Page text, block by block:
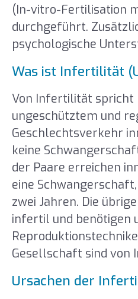
(In-vitro-Fertilisation
durchgeführt.
psychologische
Was ist Infertilität
Von Infertilität spricht
ungeschütztem und
Geschlechtsverkehr
keine
der Paare erreichen
eine
zwei Jahren. Die
infertil und benötigen
Gesellschaft sind
Ursachen der